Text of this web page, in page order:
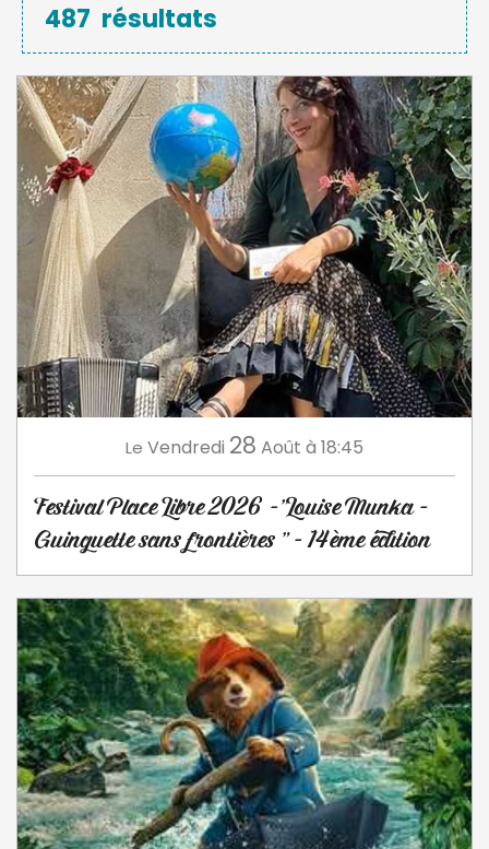
487 résultats
Le Vendredi 28 Août à 18:45
Festival Place Libre 2026 -"Louise Munka -
Guinguette sans frontières " - 14ème édition